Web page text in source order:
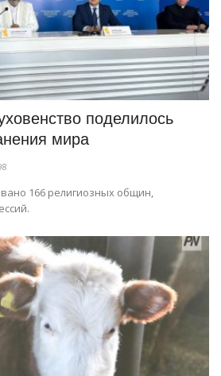
поделилось
мира
166 религиозных общин,